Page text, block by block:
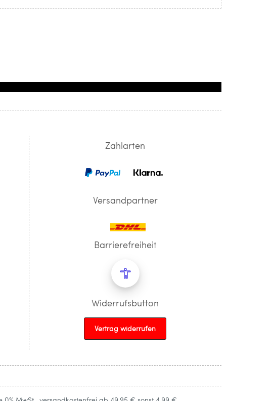
Zahlarten
Versandpartner
Barrierefreiheit
Widerrufsbutton
Vertrag widerrufen